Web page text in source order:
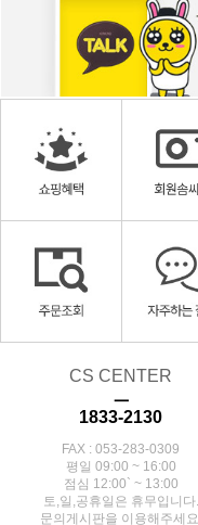
CS CENTER
ㅡ
1833-2130
FAX : 053-283-0309
평일 09:00 ~ 16:00
점심 12:00` ~ 13:00
토,일,공휴일은 휴무입니다.
문의게시판을 이용해주세요.